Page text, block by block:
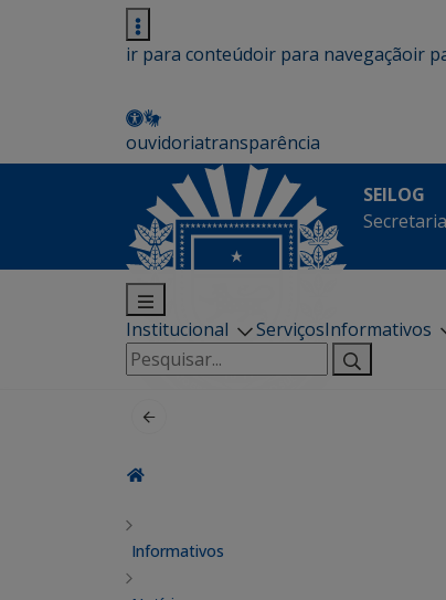
ir para conteúdoir para navegaçãoir
ouvidoriatransparência
SEILOG
Institucional ServiçosInformativos
Pesquisar
por:
Informativos